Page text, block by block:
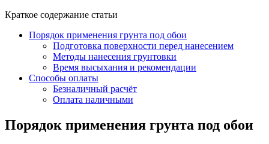
Краткое содержание статьи
Порядок применения грунта под обои
Подготовка поверхности перед нанесением
Методы нанесения грунтовки
Время высыхания и рекомендации
Способы оплаты
Безналичный расчёт
Оплата наличными
Порядок применения грунта под обои